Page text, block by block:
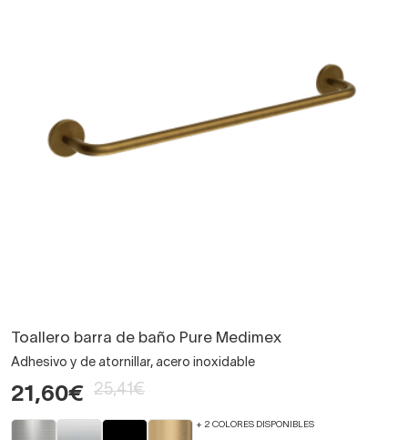
Toallero barra de baño Pure Medimex
Adhesivo y de atornillar, acero inoxidable
21,60€ 25,41€
+ 2 COLORES DISPONIBLES